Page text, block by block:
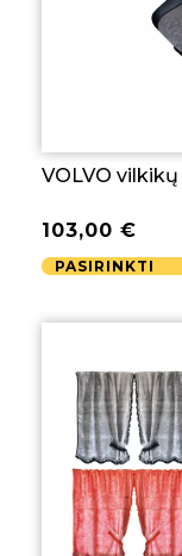
VOLVO
103,00 €
PASIRINKTI